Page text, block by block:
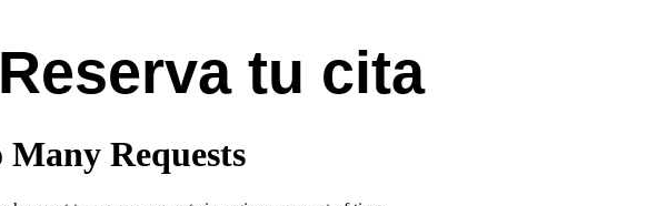
Reserva tu cita